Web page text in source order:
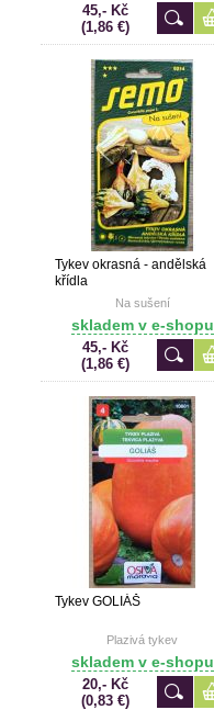
45,- Kč
(1,86 €)
Tykev okrasná - andělská
křídla
Na sušení
skladem v e-shopu
45,- Kč
(1,86 €)
Tykev GOLIÁŠ
Plazivá tykev
skladem v e-shopu
20,- Kč
(0,83 €)